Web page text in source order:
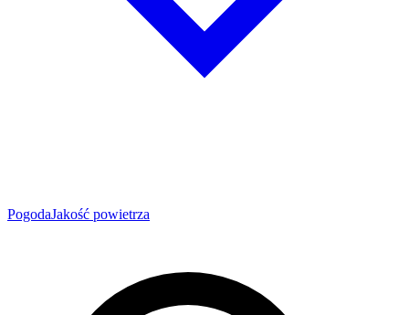
PogodaJakość powietrza